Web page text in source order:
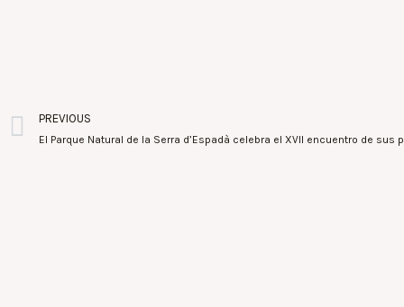
PREVIOUS
El Parque Natural de la Serra d’Espadà celebra el XVII encuentro de sus